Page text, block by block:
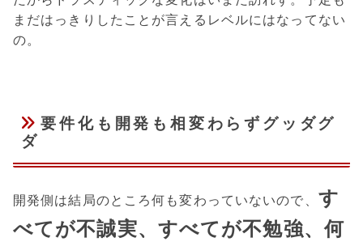
まだはっきりしたことが言えるレベルにはなってない
の。
要件化も開発も相変わらずグッダグ
ダ
開発側は結局のところ何も変わっていないので、 す
べてが不誠実、すべてが不勉強、何